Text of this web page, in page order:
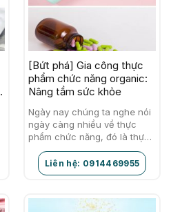
[Bứt phá] Gia công thực
phẩm chức năng organic:
Nâng tầm sức khỏe
Ngày nay chúng ta nghe nói
ngày càng nhiều về thực
phẩm chức năng, đó là thực
phẩm có khả năng cải thiện
mức độ hạnh phúc và…
Liên hệ: 0914469955